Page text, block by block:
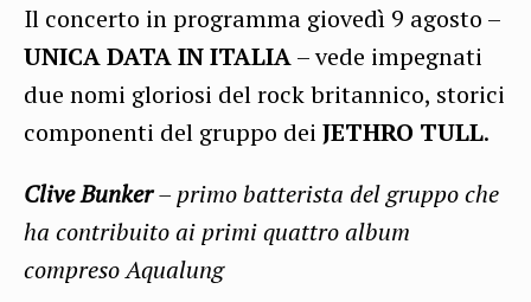
Il concerto in programma giovedì 9 agosto –
UNICA DATA IN ITALIA– vede impegnati
due nomi gloriosi del rock britannico, storici
componenti del gruppo dei JETHRO TULL.
Clive Bunker– primo batterista del gruppo che
ha contribuito ai primi quattro album
compreso Aqualung